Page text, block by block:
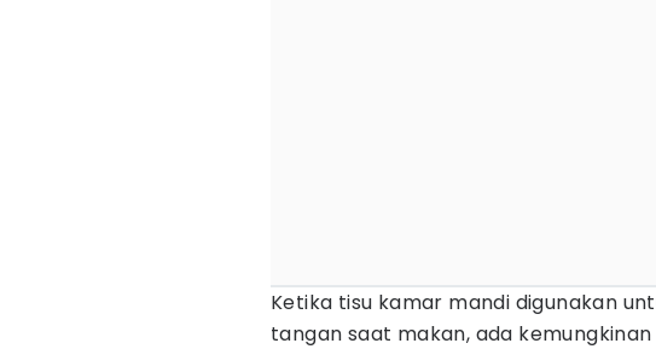
Ketika tisu kamar mandi digunakan
tangan saat makan, ada